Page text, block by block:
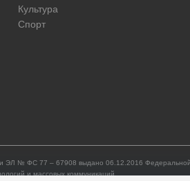
Культура
Спорт
ЭЛ № ФС 77 – 67908 выдано 06.12.2016
и массовых коммуникаций.